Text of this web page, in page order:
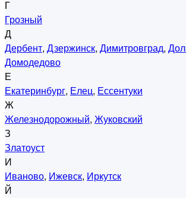
Г
Грозный
Д
Дербент, Дзержинск, Димитровград,
Домодедово
Е
Екатеринбург, Елец, Ессентуки
Ж
Железнодорожный, Жуковский
З
Златоуст
И
Иваново, Ижевск, Иркутск
Й